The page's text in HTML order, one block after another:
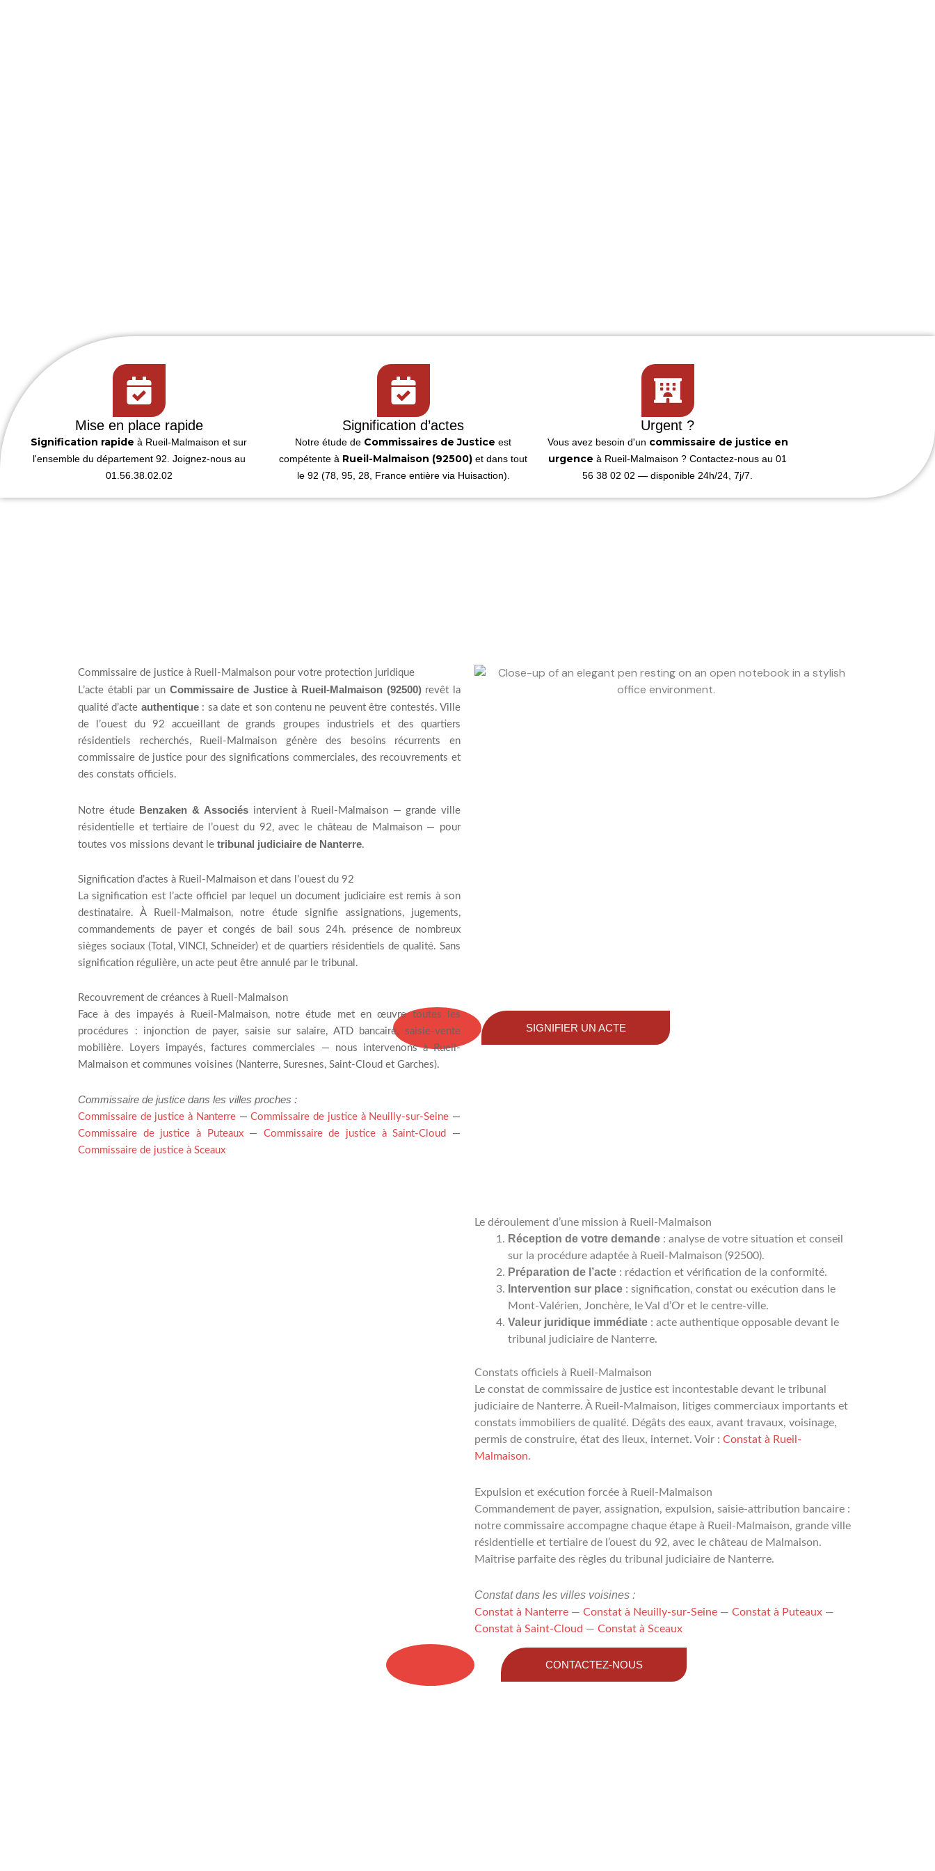
Mise en place rapide
Signification rapide à Rueil-Malmaison et sur
l'ensemble du département 92. Joignez-nous au
01.56.38.02.02
Signification d’actes
Notre étude de Commissaires de Justice est
compétente à Rueil-Malmaison (92500) et dans tout
le 92 (78, 95, 28, France entière via Huisaction).
Urgent ?
Vous avez besoin d'un commissaire de justice en
urgence à Rueil-Malmaison ? Contactez-nous au 01
56 38 02 02 — disponible 24h/24, 7j/7.
Commissaire de justice à Rueil-Malmaison pour votre protection juridique
L’acte établi par un Commissaire de Justice à Rueil-Malmaison (92500)revêt la
qualité d’acte authentique: sa date et son contenu ne peuvent être contestés. Ville
de l’ouest du 92 accueillant de grands groupes industriels et des quartiers
résidentiels recherchés, Rueil-Malmaison génère des besoins récurrents en
commissaire de justice pour des significations commerciales, des recouvrements et
des constats officiels.
Notre étude Benzaken & Associésintervient à Rueil-Malmaison — grande ville
résidentielle et tertiaire de l’ouest du 92, avec le château de Malmaison — pour
toutes vos missions devant le tribunal judiciaire de Nanterre.
Signification d’actes à Rueil-Malmaison et dans l’ouest du 92
La signification est l’acte officiel par lequel un document judiciaire est remis à son
destinataire. À Rueil-Malmaison, notre étude signifie assignations, jugements,
commandements de payer et congés de bail sous 24h. présence de nombreux
sièges sociaux (Total, VINCI, Schneider) et de quartiers résidentiels de qualité. Sans
signification régulière, un acte peut être annulé par le tribunal.
Recouvrement de créances à Rueil-Malmaison
Face à des impayés à Rueil-Malmaison, notre étude met en œuvre toutes les
procédures : injonction de payer, saisie sur salaire, ATD bancaire, saisie-vente
mobilière. Loyers impayés, factures commerciales — nous intervenons à Rueil-
Malmaison et communes voisines (Nanterre, Suresnes, Saint-Cloud et Garches).
Commissaire de justice dans les villes proches :
Commissaire de justice à Nanterre—Commissaire de justice à Neuilly-sur-Seine —
Commissaire de justice à Puteaux— Commissaire de justice à Saint-Cloud —
Commissaire de justice à Sceaux
SIGNIFIER UN ACTE
Le déroulement d’une mission à Rueil-Malmaison
Réception de votre demande : analyse de votre situation et conseil
sur la procédure adaptée à Rueil-Malmaison (92500).
Préparation de l’acte : rédaction et vérification de la conformité.
Intervention sur place : signification, constat ou exécution dans le
Mont-Valérien, Jonchère, le Val d’Or et le centre-ville.
Valeur juridique immédiate : acte authentique opposable devant le
tribunal judiciaire de Nanterre.
Constats officiels à Rueil-Malmaison
Le constat de commissaire de justice est incontestable devant le tribunal
judiciaire de Nanterre. À Rueil-Malmaison, litiges commerciaux importants et
constats immobiliers de qualité. Dégâts des eaux, avant travaux, voisinage,
permis de construire, état des lieux, internet. Voir : Constat à Rueil-
Malmaison.
Expulsion et exécution forcée à Rueil-Malmaison
Commandement de payer, assignation, expulsion, saisie-attribution bancaire :
notre commissaire accompagne chaque étape à Rueil-Malmaison, grande ville
résidentielle et tertiaire de l’ouest du 92, avec le château de Malmaison.
Maîtrise parfaite des règles du tribunal judiciaire de Nanterre.
Constat dans les villes voisines :
Constat à Nanterre — Constat à Neuilly-sur-Seine — Constat à Puteaux —
Constat à Saint-Cloud — Constat à Sceaux
CONTACTEZ-NOUS